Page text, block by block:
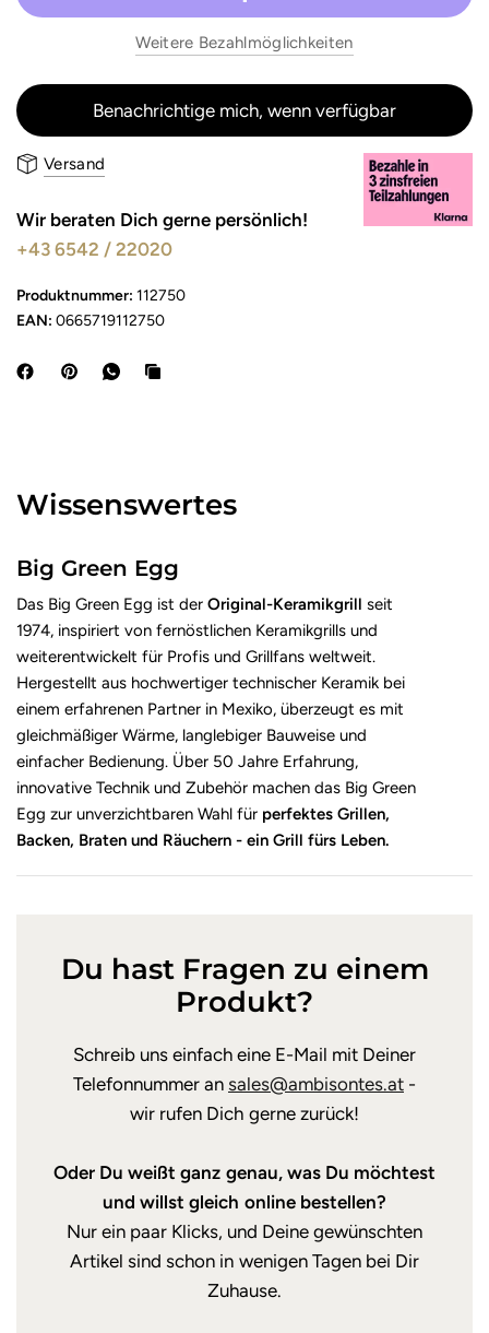
Weitere Bezahlmöglichkeiten
Benachrichtige mich, wenn verfügbar
Versand
Wir beraten Dich gerne persönlich!
+43 6542 / 22020
Produktnummer: 112750
EAN: 0665719112750
Wissenswertes
Big Green Egg
Das Big Green Egg ist derOriginal-Keramikgrillseit
1974, inspiriert von fernöstlichen Keramikgrills und
weiterentwickelt für Profis und Grillfans weltweit.
Hergestellt aus hochwertiger technischer Keramik bei
einem erfahrenen Partner in Mexiko, überzeugt es mit
gleichmäßiger Wärme, langlebiger Bauweise und
einfacher Bedienung. Über 50 Jahre Erfahrung,
innovative Technik und Zubehör machen das Big Green
Egg zur unverzichtbaren Wahl für perfektes Grillen,
Backen, Braten und Räuchern - ein Grill fürs Leben.
Du hast Fragen zu einem
Produkt?
Schreib uns einfach eine E-Mail mit Deiner
Telefonnummer an sales@ambisontes.at -
wir rufen Dich gerne zurück!
Oder Du weißt ganz genau, was Du möchtest
und willst gleich online bestellen?
Nur ein paar Klicks, und Deine gewünschten
Artikel sind schon in wenigen Tagen bei Dir
Zuhause.